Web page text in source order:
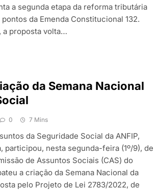
a segunda etapa da reforma tributária
da Emenda Constitucional 132.
a proposta volta…
da Semana Nacional
0 7 Mins
da Seguridade Social da ANFIP,
participou, nesta segunda-feira (1º/9), de
de Assuntos Sociais (CAS) do
a criação da Semana Nacional da
pelo Projeto de Lei 2783/2022, de